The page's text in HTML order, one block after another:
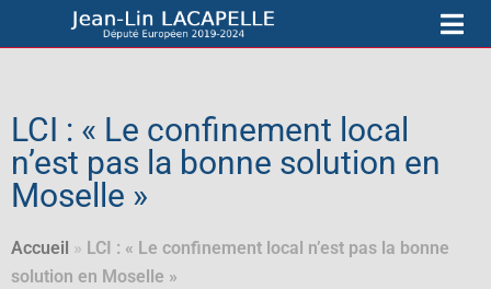
LCI : « Le confinement local
n’est pas la bonne solution en
Moselle »
Accueil » LCI : « Le confinement local n’est pas la bonne
solution en Moselle »